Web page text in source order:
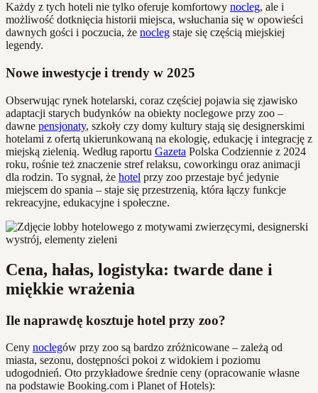
Każdy z tych hoteli nie tylko oferuje komfortowy nocleg, ale i
możliwość dotknięcia historii miejsca, wsłuchania się w opowieści
dawnych gości i poczucia, że nocleg staje się częścią miejskiej
legendy.
Nowe inwestycje i trendy w 2025
Obserwując rynek hotelarski, coraz częściej pojawia się zjawisko
adaptacji starych budynków na obiekty noclegowe przy zoo –
dawne pensjonaty, szkoły czy domy kultury stają się designerskimi
hotelami z ofertą ukierunkowaną na ekologię, edukację i integrację z
miejską zielenią. Według raportu Gazeta Polska Codziennie z 2024
roku, rośnie też znaczenie stref relaksu, coworkingu oraz animacji
dla rodzin. To sygnał, że hotel przy zoo przestaje być jedynie
miejscem do spania – staje się przestrzenią, która łączy funkcje
rekreacyjne, edukacyjne i społeczne.
Cena, hałas, logistyka: twarde dane i
miękkie wrażenia
Ile naprawdę kosztuje hotel przy zoo?
Ceny noclegów przy zoo są bardzo zróżnicowane – zależą od
miasta, sezonu, dostępności pokoi z widokiem i poziomu
udogodnień. Oto przykładowe średnie ceny (opracowanie własne
na podstawie Booking.com i Planet of Hotels):